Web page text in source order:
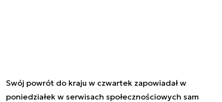
Swój powrót do kraju w czwartek zapowiadał w
poniedziałek w serwisach społecznościowych sam